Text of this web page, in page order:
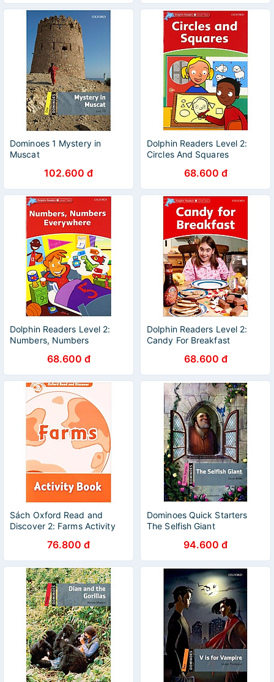
Dominoes 1 Mystery in
Muscat
102.600 đ
Dolphin Readers Level 2:
Circles And Squares
68.600 đ
Dolphin Readers Level 2:
Numbers, Numbers
68.600 đ
Dolphin Readers Level 2:
Candy For Breakfast
68.600 đ
Sách Oxford Read and
Discover 2: Farms Activity
76.800 đ
Dominoes Quick Starters
The Selfish Giant
94.600 đ